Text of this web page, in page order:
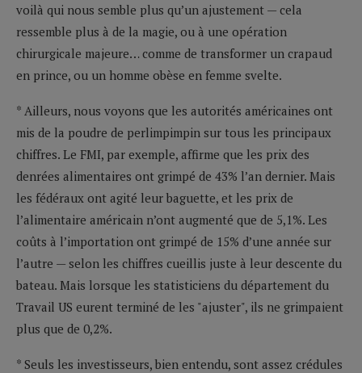
voilà qui nous semble plus qu’un ajustement — cela
ressemble plus à de la magie, ou à une opération
chirurgicale majeure… comme de transformer un crapaud
en prince, ou un homme obèse en femme svelte.
* Ailleurs, nous voyons que les autorités américaines ont
mis de la poudre de perlimpimpin sur tous les principaux
chiffres. Le FMI, par exemple, affirme que les prix des
denrées alimentaires ont grimpé de 43% l’an dernier. Mais
les fédéraux ont agité leur baguette, et les prix de
l’alimentaire américain n’ont augmenté que de 5,1%. Les
coûts à l’importation ont grimpé de 15% d’une année sur
l’autre — selon les chiffres cueillis juste à leur descente du
bateau. Mais lorsque les statisticiens du département du
Travail US eurent terminé de les "ajuster", ils ne grimpaient
plus que de 0,2%.
* Seuls les investisseurs, bien entendu, sont assez crédules